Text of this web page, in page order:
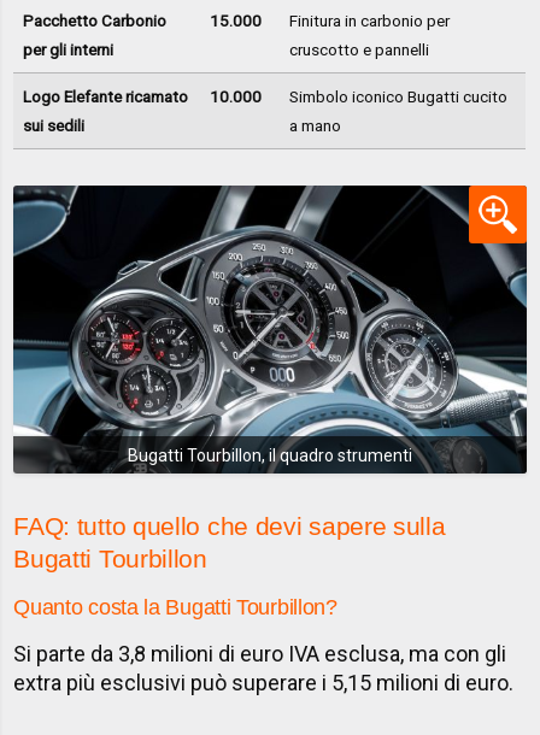
Pacchetto Carbonio
per gli interni
15.000
Finitura in carbonio per
cruscotto e pannelli
Logo Elefante ricamato
sui sedili
10.000
Simbolo iconico Bugatti cucito
a mano
Bugatti Tourbillon, il quadro strumenti
FAQ: tutto quello che devi sapere sulla
Bugatti Tourbillon
Quanto costa la Bugatti Tourbillon?
Si parte da 3,8 milioni di euro IVA esclusa, ma con gli
extra più esclusivi può superare i 5,15 milioni di euro.